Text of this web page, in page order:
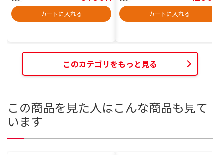
カートに入れる
カートに入れる
このカテゴリをもっと見る
この商品を見た人はこんな商品も見て
います